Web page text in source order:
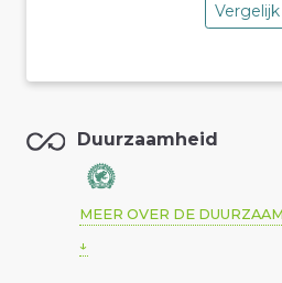
Vergelijk
Duurzaamheid
MEER OVER DE